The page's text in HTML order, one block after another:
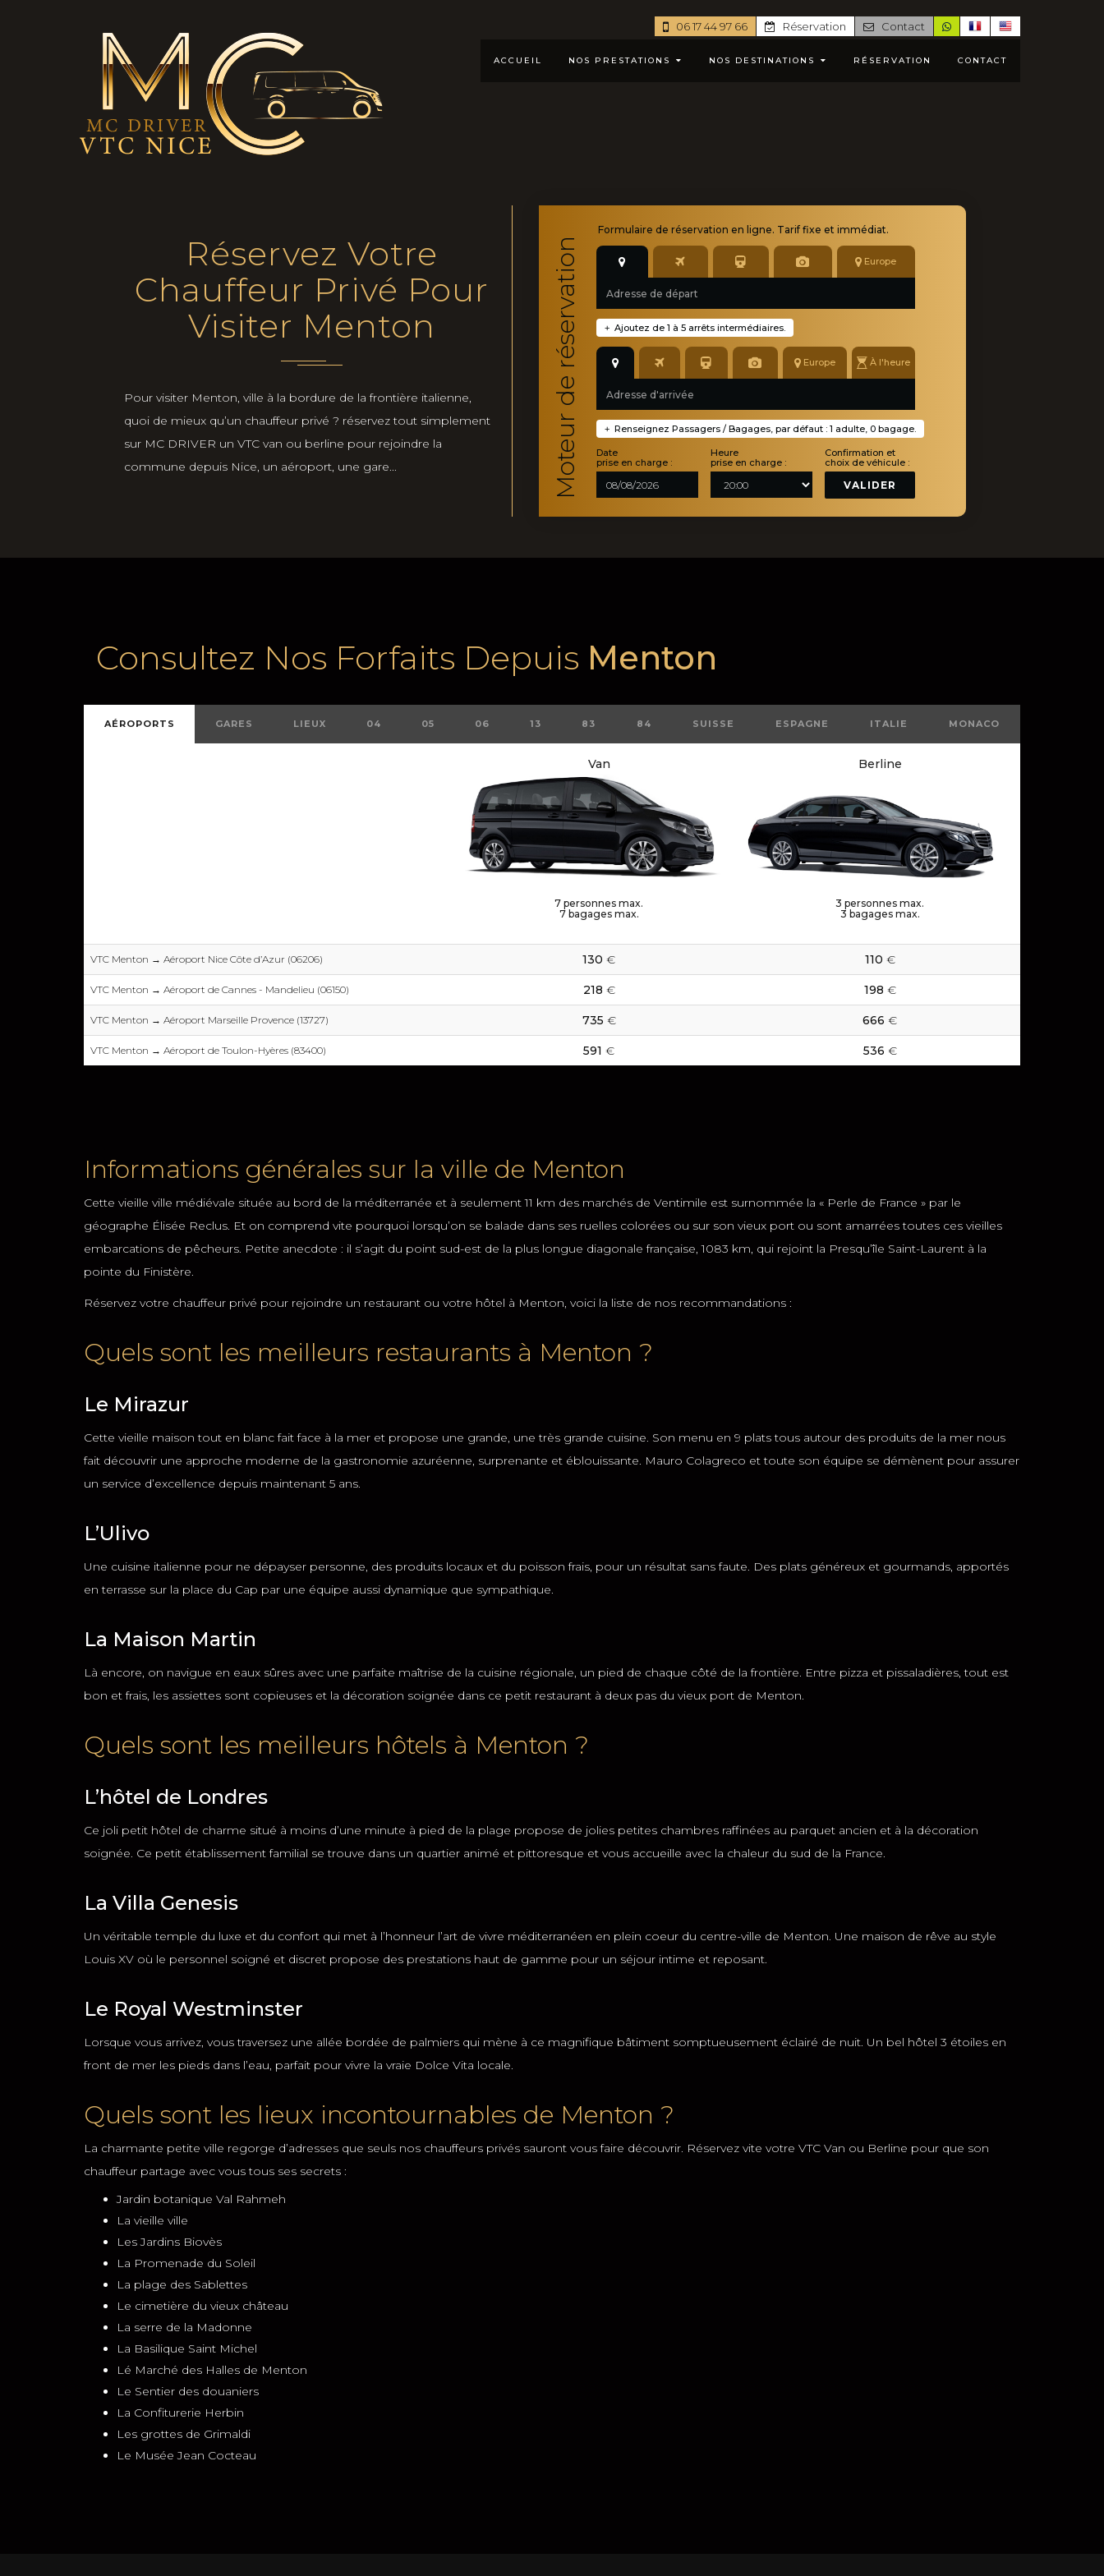
06 17 44 97 66 Réservation Contact
ACCUEIL NOS PRESTATIONS NOS DESTINATIONS RÉSERVATION CONTACT
Réservez Votre
Chauffeur Privé Pour
Visiter Menton
Pour visiter Menton, ville à la bordure de la frontière italienne,
quoi de mieux qu’un chauffeur privé ? réservez tout simplement
sur MC DRIVER un VTC van ou berline pour rejoindre la
commune depuis Nice, un aéroport, une gare...
Moteur de réservation
Formulaire de réservation en ligne. Tarif fixe et immédiat.
Europe
Ajoutez de 1 à 5 arrêts intermédiaires.
+
Europe À l'heure
Renseignez Passagers / Bagages, par défaut : 1 adulte, 0 bagage.
+
Date
prise en charge :
Heure
prise en charge :
Confirmation et
choix de véhicule :
VALIDER
Consultez Nos Forfaits Depuis Menton
AÉROPORTS GARES LIEUX 04 05 06 13 83 84 SUISSE ESPAGNE ITALIE MONACO
Van
7 personnes max.
7bagages max.
Berline
3 personnes max.
3 bagages max.
VTC Menton → Aéroport Nice Côte d’Azur (06206) 130 € 110 €
VTC Menton → Aéroport de Cannes - Mandelieu (06150) 218 € 198 €
VTC Menton → Aéroport Marseille Provence (13727) 735 € 666 €
VTC Menton → Aéroport de Toulon-Hyères (83400) 591 € 536 €
Informations générales sur la ville de Menton
Cette vieille ville médiévale située au bord de la méditerranée et à seulement 11 km des marchés de Ventimile est surnommée la « Perle de France » par le
géographe Élisée Reclus. Et on comprend vite pourquoi lorsqu’on se balade dans ses ruelles colorées ou sur son vieux port ou sont amarrées toutes ces vieilles
embarcations de pêcheurs. Petite anecdote : il s’agit du point sud-est de la plus longue diagonale française, 1083 km, qui rejoint la Presqu’île Saint-Laurent à la
pointe du Finistère.
Réservez votre chauffeur privé pour rejoindre un restaurant ou votre hôtel à Menton, voici la liste de nos recommandations :
Quels sont les meilleurs restaurants à Menton ?
Le Mirazur
Cette vieille maison tout en blanc fait face à la mer et propose une grande, une très grande cuisine. Son menu en 9 plats tous autour des produits de la mer nous
fait découvrir une approche moderne de la gastronomie azuréenne, surprenante et éblouissante. Mauro Colagreco et toute son équipe se démènent pour assurer
un service d’excellence depuis maintenant 5 ans.
L’Ulivo
Une cuisine italienne pour ne dépayser personne, des produits locaux et du poisson frais, pour un résultat sans faute. Des plats généreux et gourmands, apportés
en terrasse sur la place du Cap par une équipe aussi dynamique que sympathique.
La Maison Martin
Là encore, on navigue en eaux sûres avec une parfaite maîtrise de la cuisine régionale, un pied de chaque côté de la frontière. Entre pizza et pissaladières, tout est
bon et frais, les assiettes sont copieuses et la décoration soignée dans ce petit restaurant à deux pas du vieux port de Menton.
Quels sont les meilleurs hôtels à Menton ?
L’hôtel de Londres
Ce joli petit hôtel de charme situé à moins d’une minute à pied de la plage propose de jolies petites chambres raffinées au parquet ancien et à la décoration
soignée. Ce petit établissement familial se trouve dans un quartier animé et pittoresque et vous accueille avec la chaleur du sud de la France.
La Villa Genesis
Un véritable temple du luxe et du confort qui met à l’honneur l’art de vivre méditerranéen en plein coeur du centre-ville de Menton. Une maison de rêve au style
Louis XV où le personnel soigné et discret propose des prestations haut de gamme pour un séjour intime et reposant.
Le Royal Westminster
Lorsque vous arrivez, vous traversez une allée bordée de palmiers qui mène à ce magnifique bâtiment somptueusement éclairé de nuit. Un bel hôtel 3 étoiles en
front de mer les pieds dans l’eau, parfait pour vivre la vraie Dolce Vita locale.
Quels sont les lieux incontournables de Menton ?
La charmante petite ville regorge d’adresses que seuls nos chauffeurs privés sauront vous faire découvrir. Réservez vite votre VTC Van ou Berline pour que son
chauffeur partage avec vous tous ses secrets :
Jardin botanique Val Rahmeh
La vieille ville
Les Jardins Biovès
La Promenade du Soleil
La plage des Sablettes
Le cimetière du vieux château
La serre de la Madonne
La Basilique Saint Michel
Lé Marché des Halles de Menton
Le Sentier des douaniers
La Confiturerie Herbin
Les grottes de Grimaldi
Le Musée Jean Cocteau